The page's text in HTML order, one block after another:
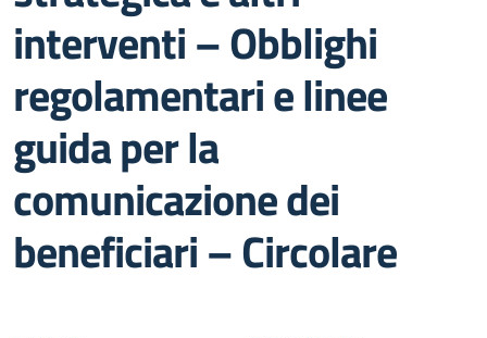
interventi – Obblighi
regolamentari e linee
guida per la
comunicazione dei
beneficiari – Circolare